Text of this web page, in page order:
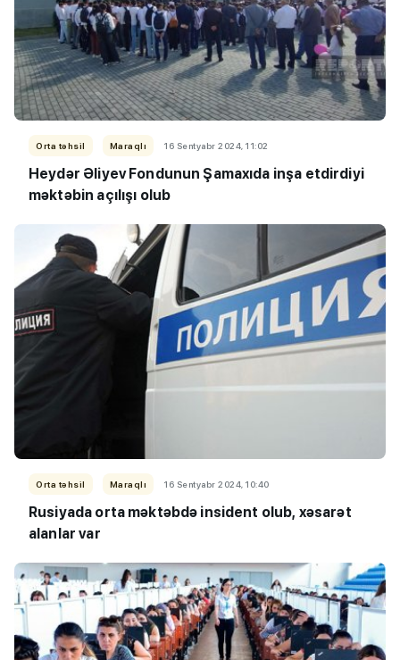
Orta təhsil Maraqlı 16 Sentyabr 2024, 11:02
Heydər Əliyev Fondunun Şamaxıda inşa etdirdiyi
məktəbin açılışı olub
Orta təhsil Maraqlı 16 Sentyabr 2024, 10:40
Rusiyada orta məktəbdə insident olub, xəsarət
alanlar var